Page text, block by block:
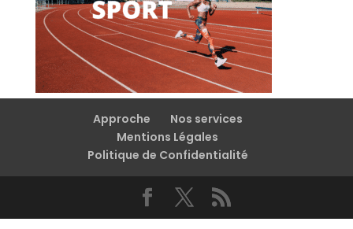
Approche
Nos services
Mentions Légales
Politique de Confidentialité